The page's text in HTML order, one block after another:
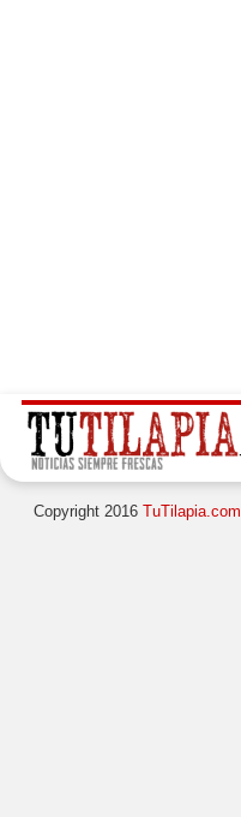
Copyright 2016 TuTilapia.com